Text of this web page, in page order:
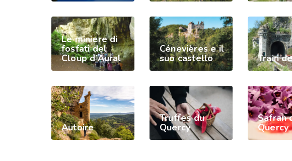
Le miniere di
fosfati del
Cloup d’Aural
Cénevières e il
suo castello Train
Autoire
Truffes du
Quercy
Safran
Quercy